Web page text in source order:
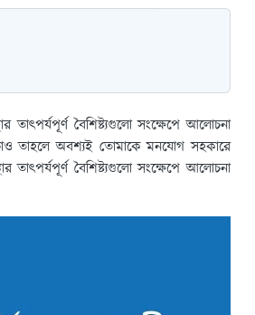
তাৎপর্যপূর্ণ বৈশিষ্ট্যগুলো সংক্ষেপে আলোচনা
তাহলে অবশ্যই তোমাকে মনযোগ সহকারে
তাৎপর্যপূর্ণ বৈশিষ্ট্যগুলো সংক্ষেপে আলোচনা